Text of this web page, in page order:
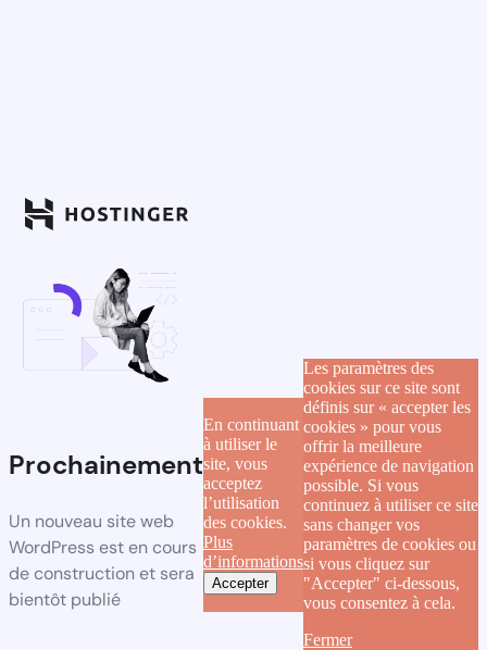
Prochainement
Un nouveau site web
WordPress est en cours
de construction et sera
bientôt publié
En continuant
à utiliser le
site, vous
acceptez
l’utilisation
des cookies.
Plus
d’informations
Accepter
Les paramètres des
cookies sur ce site sont
définis sur « accepter les
cookies » pour vous
offrir la meilleure
expérience de navigation
possible. Si vous
continuez à utiliser ce site
sans changer vos
paramètres de cookies ou
si vous cliquez sur
"Accepter" ci-dessous,
vous consentez à cela.
Fermer